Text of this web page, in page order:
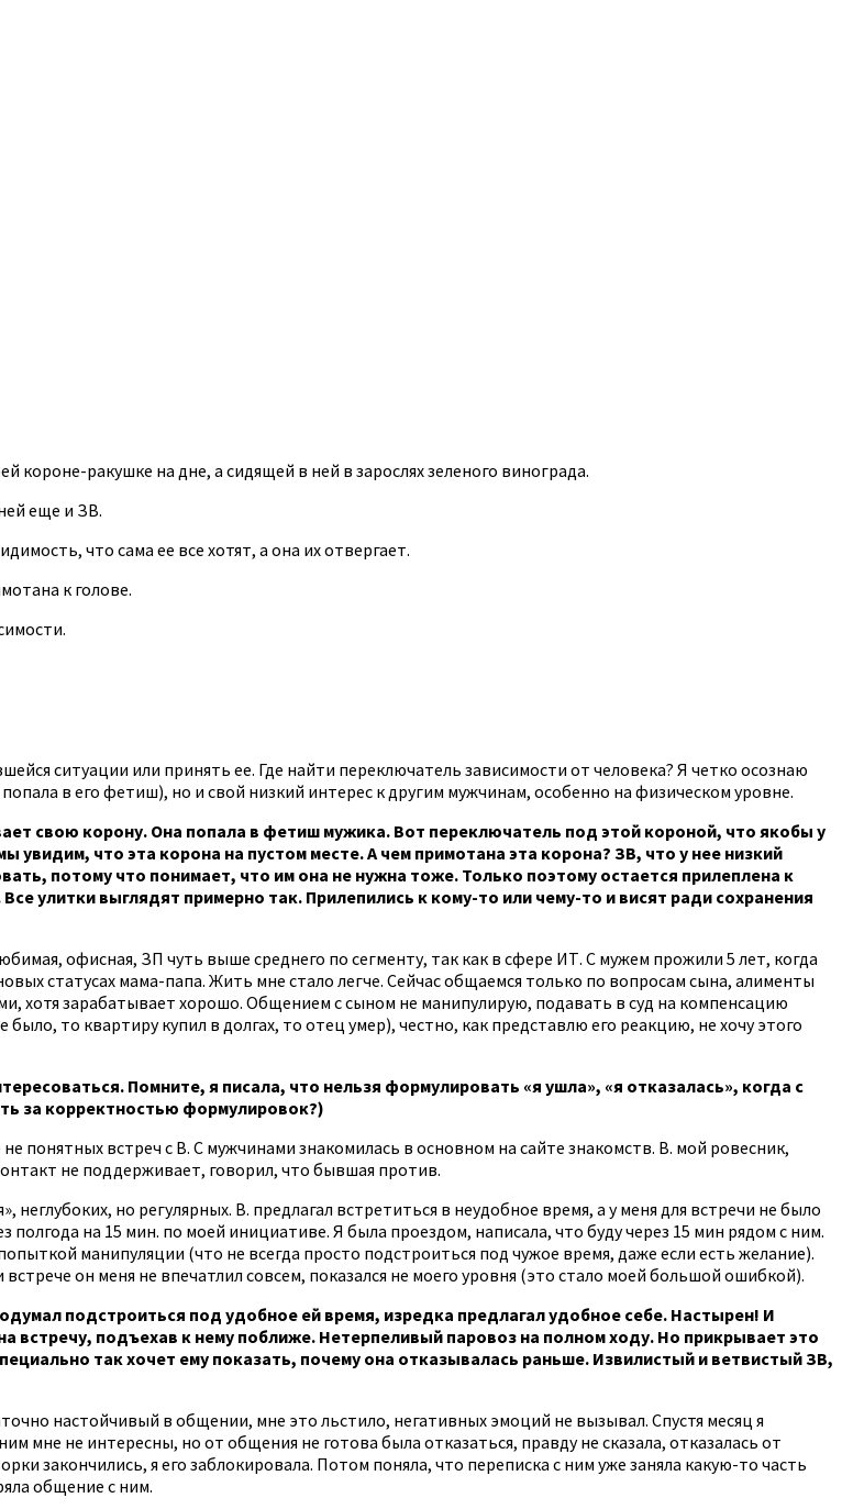
ракушке на дне, а сидящей в ней в зарослях зеленого винограда.
еще и ЗВ.
что сама ее все хотят, а она их отвергает.
к голове.
ситуации или принять ее. Где найти переключатель зависимости от человека? Я четко осознаю
в его фетиш), но и свой низкий интерес к другим мужчинам, особенно на физическом уровне.
свою корону. Она попала в фетиш мужика. Вот переключатель под этой короной, что якобы у
что эта корона на пустом месте. А чем примотана эта корона? ЗВ, что у нее низкий
потому что понимает, что им она не нужна тоже. Только поэтому остается прилеплена к
улитки выглядят примерно так. Прилепились к кому-то или чему-то и висят ради сохранения
офисная, ЗП чуть выше среднего по сегменту, так как в сфере ИТ. С мужем прожили 5 лет, когда
статусах мама-папа. Жить мне стало легче. Сейчас общаемся только по вопросам сына, алименты
хотя зарабатывает хорошо. Общением с сыном не манипулирую, подавать в суд на компенсацию
то квартиру купил в долгах, то отец умер), честно, как представлю его реакцию, не хочу этого
Помните, я писала, что нельзя формулировать «я ушла», «я отказалась», когда с
за корректностью формулировок?)
встреч с В. С мужчинами знакомилась в основном на сайте знакомств. В. мой ровесник,
не поддерживает, говорил, что бывшая против.
но регулярных. В. предлагал встретиться в неудобное время, а у меня для встречи не было
на 15 мин. по моей инициативе. Я была проездом, написала, что буду через 15 мин рядом с ним.
манипуляции (что не всегда просто подстроиться под чужое время, даже если есть желание).
он меня не впечатлил совсем, показался не моего уровня (это стало моей большой ошибкой).
подстроиться под удобное ей время, изредка предлагал удобное себе. Настырен! И
встречу, подъехав к нему поближе. Нетерпеливый паровоз на полном ходу. Но прикрывает это
так хочет ему показать, почему она отказывалась раньше. Извилистый и ветвистый ЗВ,
настойчивый в общении, мне это льстило, негативных эмоций не вызывал. Спустя месяц я
мне не интересны, но от общения не готова была отказаться, правду не сказала, отказалась от
закончились, я его заблокировала. Потом поняла, что переписка с ним уже заняла какую-то часть
общение с ним.